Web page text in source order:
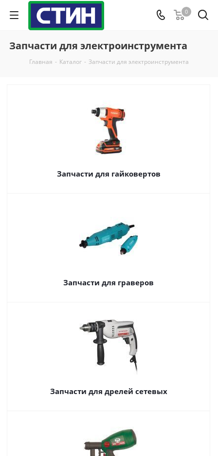
0
Запчасти для электроинструмента
Главная - Каталог - Запчасти для электроинструмента
Запчасти для гайковертов
Запчасти для граверов
Запчасти для дрелей сетевых